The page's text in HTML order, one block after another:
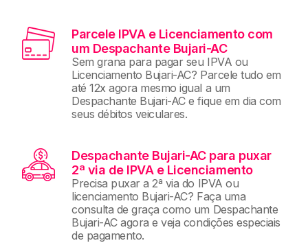
Parcele IPVA e Licenciamento com
um Despachante Bujari-AC
Sem grana para pagar seu IPVA ou
Licenciamento Bujari-AC? Parcele tudo em
até 12x agora mesmo igual a um
Despachante Bujari-AC e fique em dia com
seus débitos veiculares.
Despachante Bujari-AC para puxar
2ª via de IPVA e Licenciamento
Precisa puxar a 2ª via do IPVA ou
licenciamento Bujari-AC? Faça uma
consulta de graça como um Despachante
Bujari-AC agora e veja condições especiais
de pagamento.